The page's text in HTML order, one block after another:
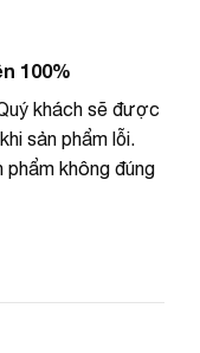
phẩm, tránh
không nhận hàng.
tức nếu giao sai
sản phẩm
100%
khách sẽ được
sản phẩm lỗi.
không đúng